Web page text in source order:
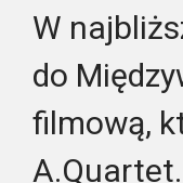
W
do
filmową,